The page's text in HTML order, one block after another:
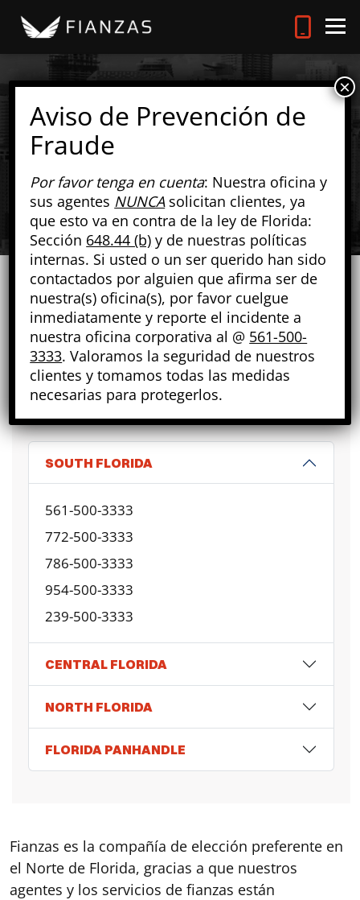
FIANZAS EN PANHANDLE,
Fianzas es la compañía de elección preferente en
el Norte de Florida, gracias a que nuestros
agentes y los servicios de fianzas están
A SU SERVICIO LAS 24H
CONTACTEFIANZAS
SOUTH FLORIDA
561-500-3333
772-500-3333
786-500-3333
954-500-3333
239-500-3333
CENTRAL FLORIDA
NORTH FLORIDA
FLORIDA PANHANDLE
Por favor tenga en cuenta: Nuestra oficina y
sus agentes NUNCAsolicitan clientes, ya
que esto va en contra de la ley de Florida:
Sección 648.44 (b) y de nuestras políticas
internas. Si usted o un ser querido han sido
contactados por alguien que afirma ser de
nuestra(s) oficina(s), por favor cuelgue
inmediatamente y reporte el incidente a
nuestra oficina corporativa al @ 561-500-
3333. Valoramos la seguridad de nuestros
clientes y tomamos todas las medidas
necesarias para protegerlos.